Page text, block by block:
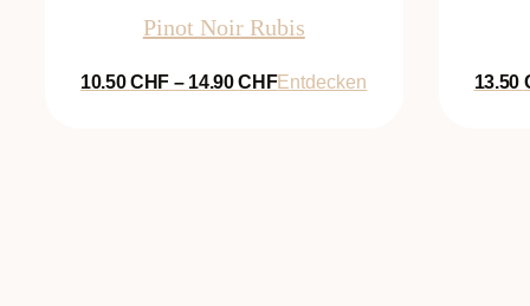
Pinot Noir Rubis
10.50CHF – 14.90CHFPreisspanne:
Entdecken 13.50